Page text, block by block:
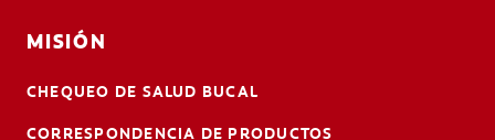
MISIÓN
CHEQUEO DE SALUD BUCAL
CORRESPONDENCIA DE PRODUCTOS